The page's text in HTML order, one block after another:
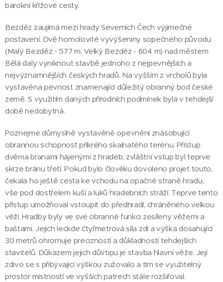
barokní křížové cesty.
Bezděz zaujímá mezi hrady Severních Čech výjimečné
postavení. Dvě homolovité vyvýšeniny sopečného původu
(Malý Bezděz - 577 m, Velký Bezděz - 604 m) nad městem
Bělá daly vyniknout stavbě jednoho z nejpevnějších a
nejvýznamnějších českých hradů. Na vyšším z vrcholů byla
vystavěna pevnost znamenající důležitý obranný bod české
země. S využitím daných přírodních podmínek byla v tehdejší
době nedobytná.
Poznejme důmyslně vystavěné opevnění znásobující
obrannou schopnost příkrého skalnatého terénu. Přístup
dvěma branami hájenými z hradeb, zvláštní vstup byl teprve
skrze bránu třetí. Pokud bylo člověku dovoleno projet touto,
čekala ho ještě cesta ke vchodu na opačné straně hradu,
vše pod dostřelem kuší a luků hradebních stráží. Teprve tento
přístup umožňoval vstoupit do předhradí, chráněného velkou
věží. Hradby byly ve své obranné funkci zesíleny věžemi a
baštami. Jejich leckde čtyřmetrová síla zdí a výška dosahující
30 metrů ohromuje precizností a důkladností tehdejších
stavitelů. Důkazem jejich důvtipu je stavba hlavní věže. Její
zdivo se s přibývající výškou zužovalo a tím se využitelný
prostor místností ve vyšších patrech stále rozšiřoval.